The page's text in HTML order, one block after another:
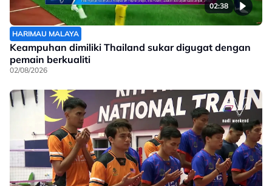
02:38
HARIMAU MALAYA
Keampuhan dimiliki Thailand sukar digugat dengan
pemain berkualiti
02/08/2026